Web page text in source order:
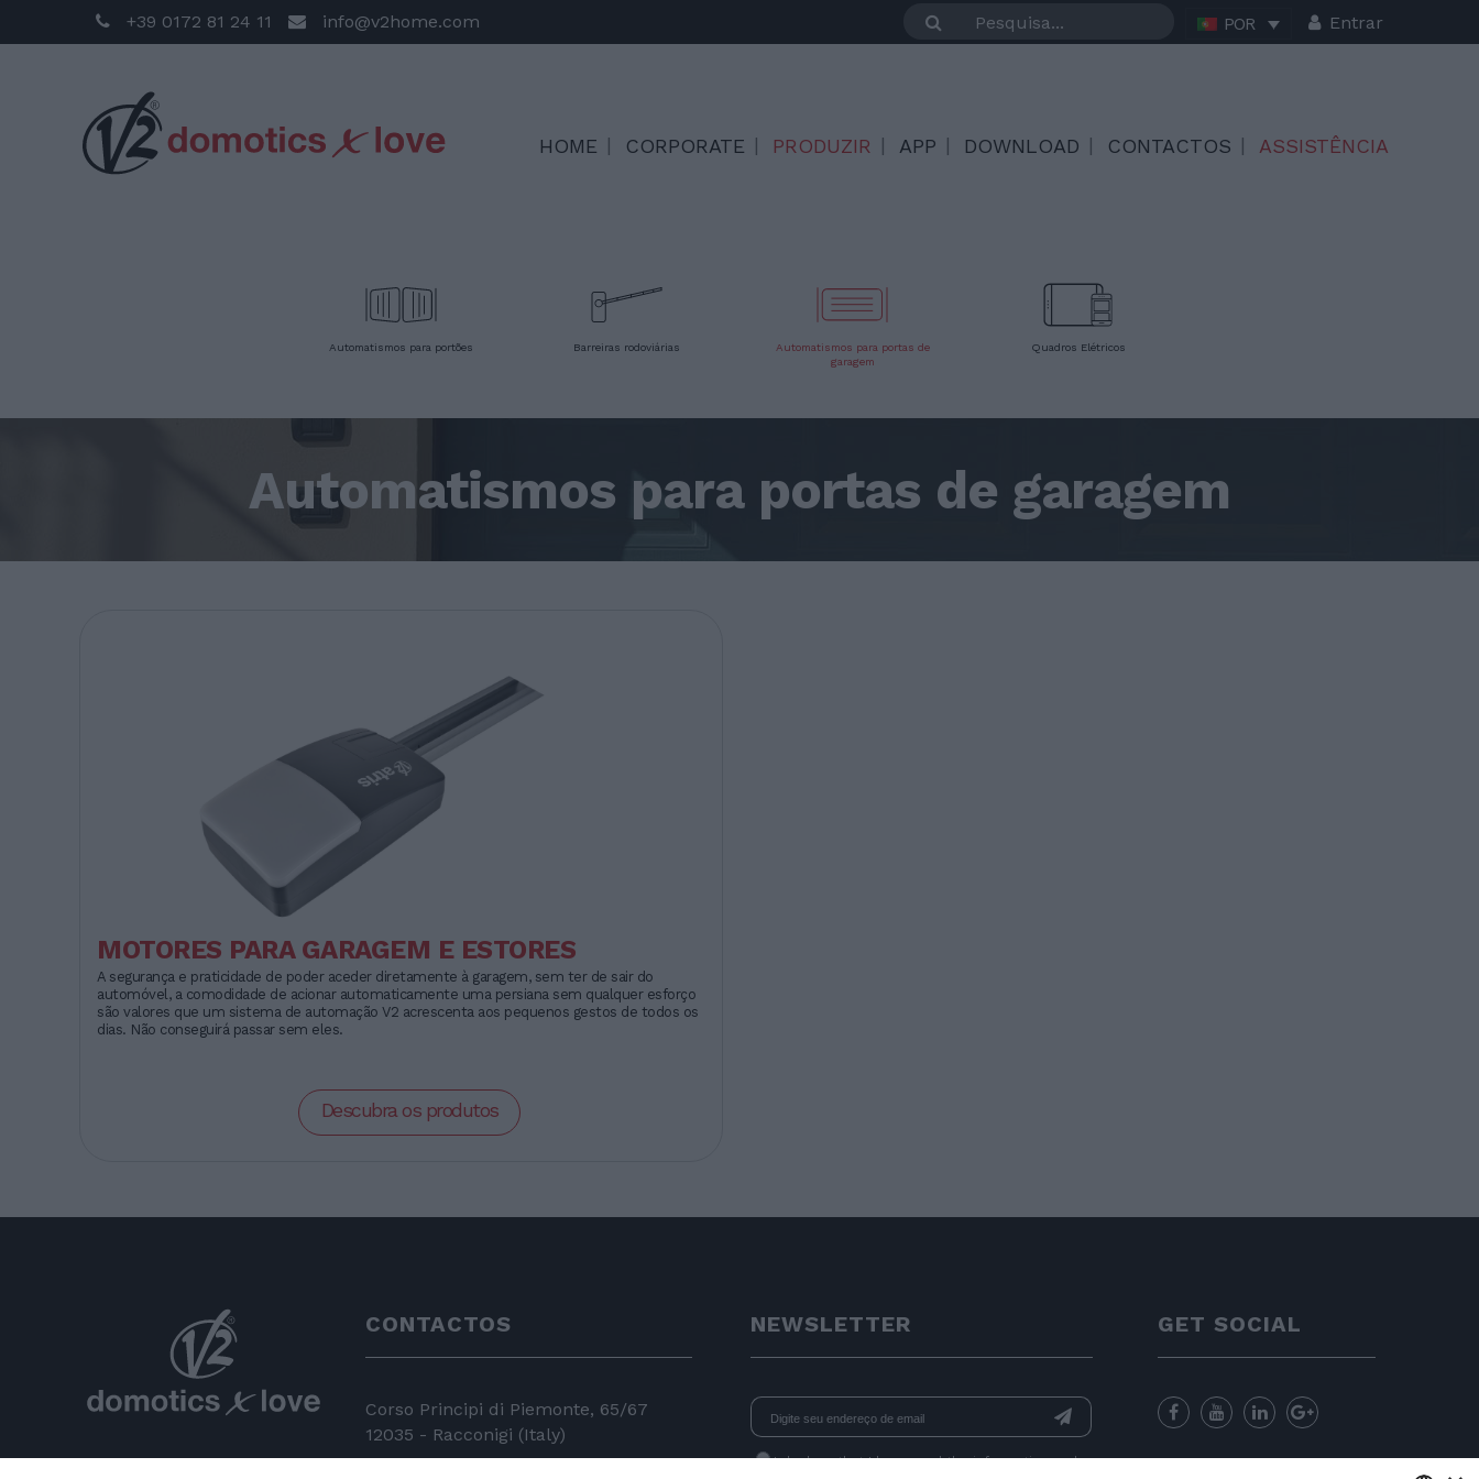
+39 0172 81 24 11 info@v2home.com POR Entrar
HOME CORPORATE PRODUZIR APP DOWNLOAD CONTACTOS ASSISTÊNCIA
Automatismos para portões Barreiras rodoviárias
Automatismos para portas de
garagem
Quadros Elétricos
Automatismos para portas de garagem
MOTORES PARA GARAGEM E ESTORES
A segurança e praticidade de poder aceder diretamente à garagem, sem ter de sair do
automóvel, a comodidade de acionar automaticamente uma persiana sem qualquer esforço
são valores que um sistema de automação V2 acrescenta aos pequenos gestos de todos os
dias. Não conseguirá passar sem eles.
Descubra os produtos
CONTACTOS
Corso Principi di Piemonte, 65/67
12035 - Racconigi (Italy)
NEWSLETTER
I declare that I have readthe informationand
GET SOCIAL